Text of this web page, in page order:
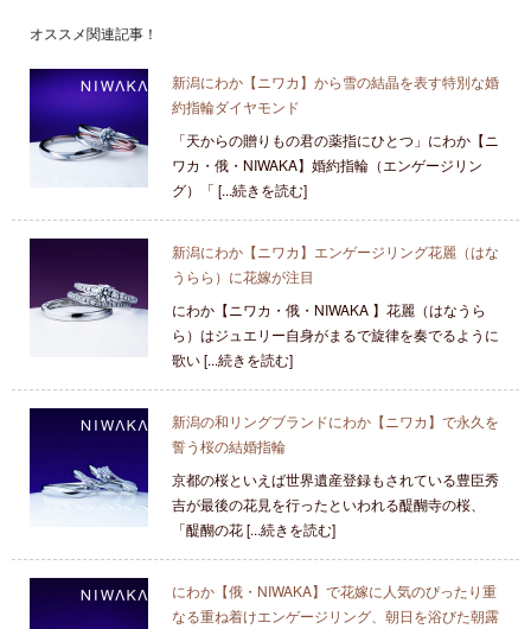
オススメ関連記事！
新潟にわか【ニワカ】から雪の結晶を表す特別な婚
約指輪ダイヤモンド
「天からの贈りもの君の薬指にひとつ」にわか【ニ
ワカ・俄・NIWAKA】婚約指輪（エンゲージリン
グ）「 [...続きを読む]
新潟にわか【ニワカ】エンゲージリング花麗（はな
うらら）に花嫁が注目
にわか【ニワカ・俄・NIWAKA 】花麗（はなうら
ら）はジュエリー自身がまるで旋律を奏でるように
歌い [...続きを読む]
新潟の和リングブランドにわか【ニワカ】で永久を
誓う桜の結婚指輪
京都の桜といえば世界遺産登録もされている豊臣秀
吉が最後の花見を行ったといわれる醍醐寺の桜、
「醍醐の花 [...続きを読む]
にわか【俄・NIWAKA】で花嫁に人気のぴったり重
なる重ね着けエンゲージリング、朝日を浴びた朝露